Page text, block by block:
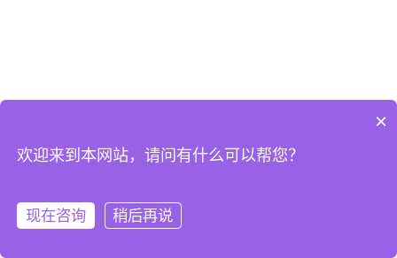
×
欢迎来到本网站，请问有什么可以帮您？
现在咨询 稍后再说